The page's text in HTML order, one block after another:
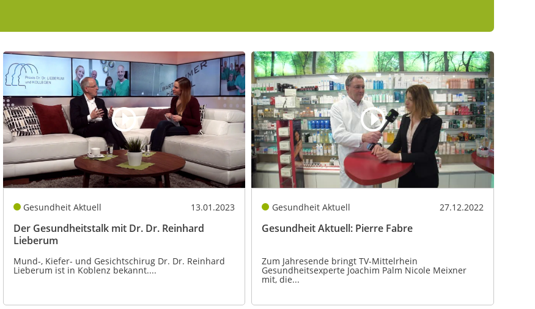
Gesundheit Aktuell 13.01.2023
Der Gesundheitstalk mit Dr. Dr. Reinhard
Lieberum
Mund-, Kiefer- und Gesichtschirug Dr. Dr. Reinhard
Lieberum ist in Koblenz bekannt....
Gesundheit Aktuell 27.12.2022
Gesundheit Aktuell: Pierre Fabre
Zum Jahresende bringt TV-Mittelrhein
Gesundheitsexperte Joachim Palm Nicole Meixner
mit, die...